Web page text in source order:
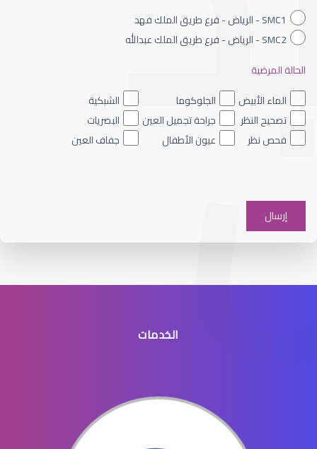
طبيب عيون الرياض
افضل طبيب عيون جنوب الرياض
SMC1 - الرياض - فرع طريق الملك فهد
SMC2 - الرياض - فرع طريق الملك عبدالله
الحالة المرضية
الماء الأبيض
الجلوكوما
الشبكية
تصحيح النظر
جراحة تجميل العين
البصريات
فحص نظر
عيون الأطفال جفاف العين
الخدمات